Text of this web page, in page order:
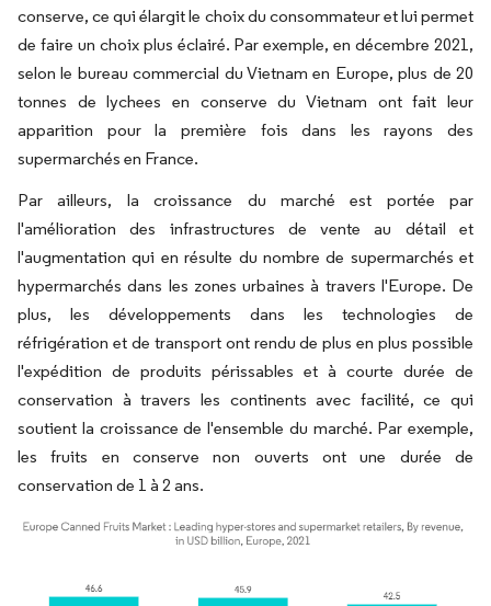
conserve, ce qui élargit le choix du consommateur et lui permet
de faire un choix plus éclairé. Par exemple, en décembre 2021,
selon le bureau commercial du Vietnam en Europe, plus de 20
tonnes de lychees en conserve du Vietnam ont fait leur
apparition pour la première fois dans les rayons des
supermarchés en France.
Par ailleurs, la croissance du marché est portée par
l'amélioration des infrastructures de vente au détail et
l'augmentation qui en résulte du nombre de supermarchés et
hypermarchés dans les zones urbaines à travers l'Europe. De
plus, les développements dans les technologies de
réfrigération et de transport ont rendu de plus en plus possible
l'expédition de produits périssables et à courte durée de
conservation à travers les continents avec facilité, ce qui
soutient la croissance de l'ensemble du marché. Par exemple,
les fruits en conserve non ouverts ont une durée de
conservation de 1 à 2 ans.